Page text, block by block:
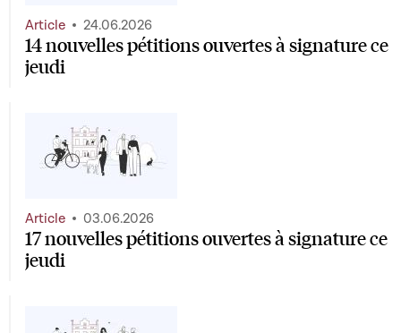
14 nouvelles pétitions ouvertes à signature ce
jeudi
Article 24.06.2026
17 nouvelles pétitions ouvertes à signature ce
jeudi
Article 03.06.2026